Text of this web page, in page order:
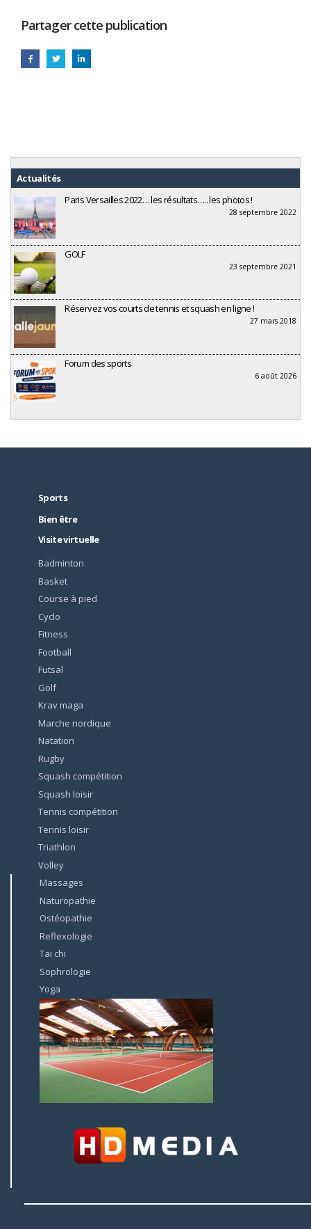
Partager cette publication
Actualités
Paris Versailles 2022… les résultats….. les photos !
28 septembre 2022
GOLF
23 septembre 2021
Réservez vos courts de tennis et squash en ligne !
27 mars 2018
Forum des sports
6 août 2026
Sports
Bien être
Visite virtuelle
Badminton
Basket
Course à pied
Cyclo
Fitness
Football
Futsal
Golf
Krav maga
Marche nordique
Natation
Rugby
Squash compétition
Squash loisir
Tennis compétition
Tennis loisir
Triathlon
Volley
Massages
Naturopathie
Ostéopathie
Reflexologie
Tai chi
Sophrologie
Yoga